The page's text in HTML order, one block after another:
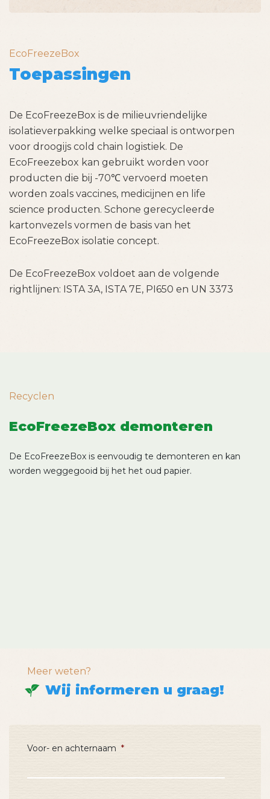
EcoFreezeBox
Toepassingen
De EcoFreezeBox is de milieuvriendelijke
isolatieverpakking welke speciaal is ontworpen
voor droogijs cold chain logistiek. De
EcoFreezebox kan gebruikt worden voor
producten die bij -70℃ vervoerd moeten
worden zoals vaccines, medicijnen en life
science producten. Schone gerecycleerde
kartonvezels vormen de basis van het
EcoFreezeBox isolatie concept.
De EcoFreezeBox voldoet aan de volgende
rightlijnen: ISTA 3A, ISTA 7E, PI650 en UN 3373
Recyclen
EcoFreezeBox demonteren
De EcoFreezeBox is eenvoudig te demonteren en kan
worden weggegooid bij het het oud papier.
Meer weten?
Wij informeren u graag!
Voor- en achternaam *